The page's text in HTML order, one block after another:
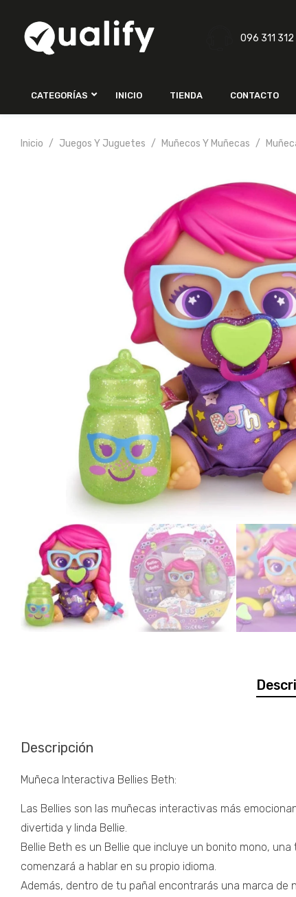
096 311 312
CATEGORÍAS INICIO TIENDA CONTACTO
Inicio Juegos Y Juguetes Muñecos Y Muñecas
Descripción
Muñeca Interactiva Bellies Beth:
Las Bellies son las muñecas interactivas más
divertida y linda Bellie.
Bellie Beth es un Bellie que incluye un bonito mono,
comenzará a hablar en su propio idioma.
Además, dentro de tu pañal encontrarás una marca de